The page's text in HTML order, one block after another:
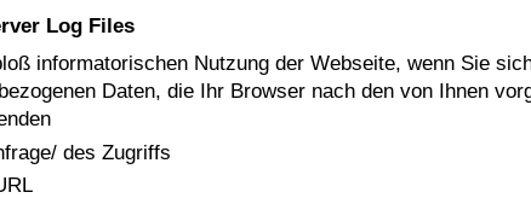
Log Files
informatorischen Nutzung der Webseite, wenn Sie
Daten, die Ihr Browser nach den von Ihnen
des Zugriffs